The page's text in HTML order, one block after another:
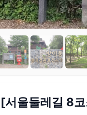
[서울둘레길 8